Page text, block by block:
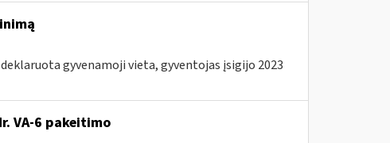
gyvenamoji vieta, gyventojas įsigijo 2023
VA-6 pakeitimo